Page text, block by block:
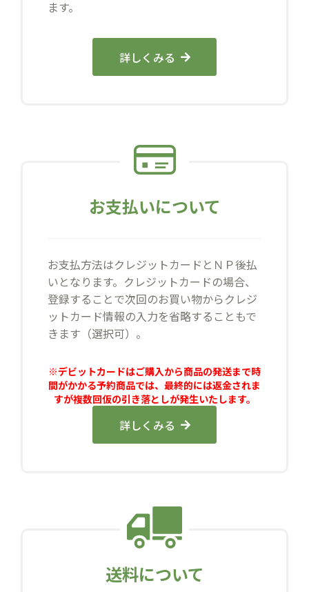
ます。
詳しくみる
お支払いについて
お支払方法はクレジットカードとＮＰ後払
いとなります。クレジットカードの場合、
登録することで次回のお買い物からクレジ
ットカード情報の入力を省略することもで
きます（選択可）。
※デビットカードはご購入から商品の発送まで時
間がかかる予約商品では、最終的には返金されま
すが複数回仮の引き落としが発生いたします。
詳しくみる
送料について